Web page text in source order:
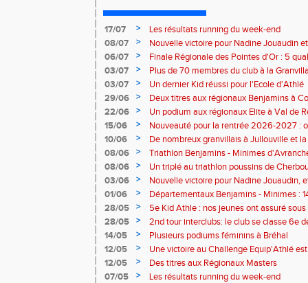
17/07 >
Les résultats running du week-end
08/07
>
Nouvelle victoire pour Nadine Jouaudin
06/07
>
Finale Régionale des Pointes d'Or : 5
03/07
>
Plus de 70 membres du club à la
03/07
>
Un dernier Kid réussi pour l'Ecole d'Athlé
29/06
>
Deux titres aux régionaux Benjamins à
22/06
>
Un podium aux régionaux Elite à Val de
15/06
>
Nouveauté pour la rentrée 2026-2027 :
Baby Athlé
10/06 >
De nombreux granvillais à Jullouville et
Jouaudin et Marius Delchard
08/06 >
Triathlon Benjamins - Minimes
victoire
08/06 >
Un triplé au triathlon poussins de
03/06
>
Nouvelle victoire pour Nadine Jouaudin,
granvillais à Saint-Loup
01/06 >
Départementaux Benjamins - Minimes :
28/05
>
5e Kid Athle : nos jeunes ont assuré
28/05
>
2nd tour interclubs: le club se classe 6e
14/05
>
Plusieurs podiums féminins à Bréhal
12/05
>
Une victoire au Challenge Equip'Athlé
12/05
>
Des titres aux Régionaux Masters
07/05
>
Les résultats running du week-end